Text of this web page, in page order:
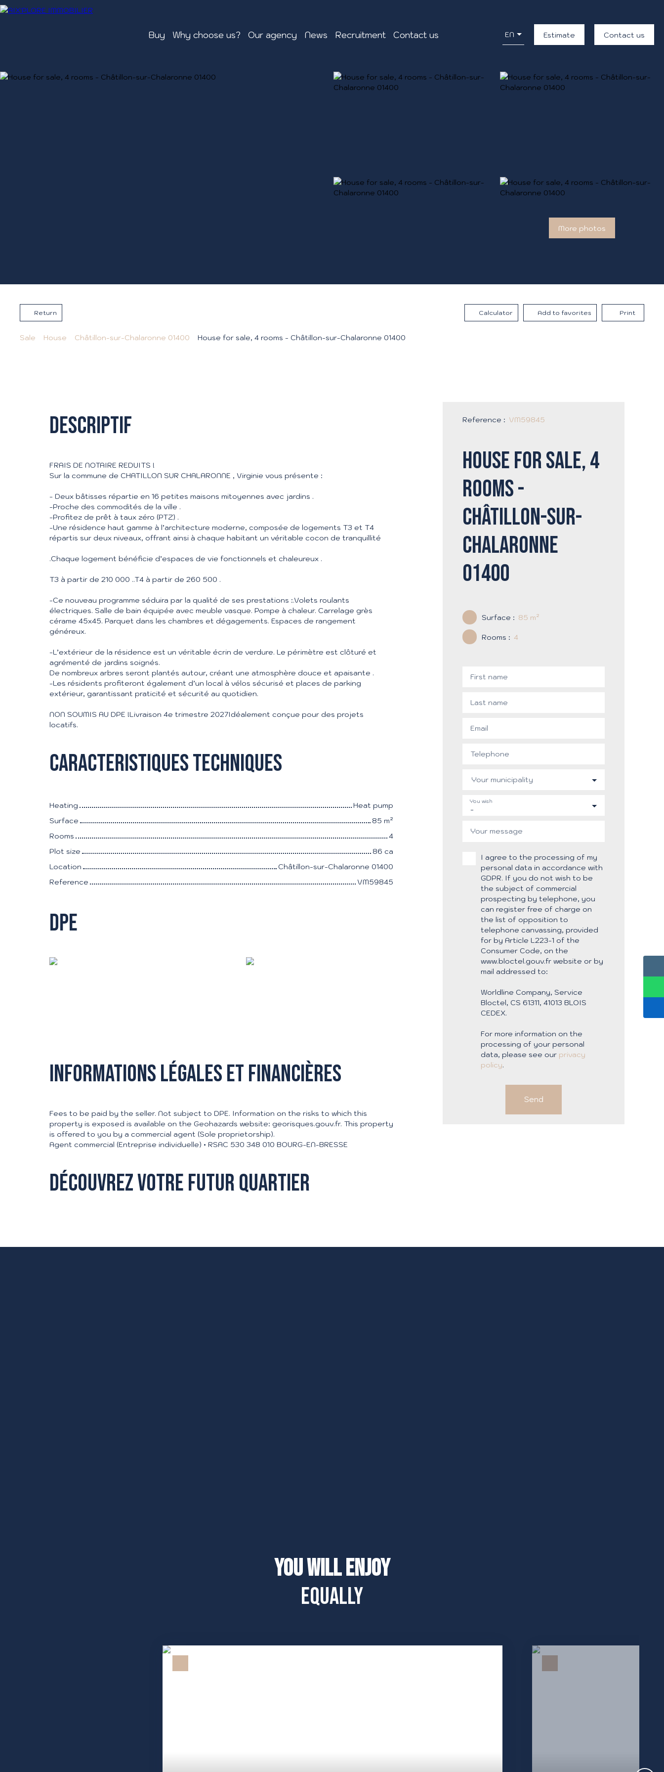
Buy Why choose us? Our agency News Recruitment Contact us EN Estimate Contact us
More photos
Return Calculator Add to favorites Print
Sale House Châtillon-sur-Chalaronne 01400 House for sale, 4 rooms - Châtillon-sur-Chalaronne 01400
Descriptif
FRAIS DE NOTAIRE REDUITS !
Sur la commune de CHATILLON SUR CHALARONNE , Virginie vous présente :
- Deux bâtisses répartie en 16 petites maisons mitoyennes avec jardins .
-Proche des commodités de la ville .
-Profitez de prêt à taux zéro (PTZ) .
-Une résidence haut gamme à l’architecture moderne, composée de logements T3 et T4
répartis sur deux niveaux, offrant ainsi à chaque habitant un véritable cocon de tranquillité
.Chaque logement bénéficie d’espaces de vie fonctionnels et chaleureux .
T3 à partir de 210 000 ..T4 à partir de 260 500 .
-Ce nouveau programme séduira par la qualité de ses prestations :.Volets roulants
électriques. Salle de bain équipée avec meuble vasque. Pompe à chaleur. Carrelage grès
cérame 45x45. Parquet dans les chambres et dégagements. Espaces de rangement
généreux.
-L’extérieur de la résidence est un véritable écrin de verdure. Le périmètre est clôturé et
agrémenté de jardins soignés.
De nombreux arbres seront plantés autour, créant une atmosphère douce et apaisante .
-Les résidents profiteront également d’un local à vélos sécurisé et places de parking
extérieur, garantissant praticité et sécurité au quotidien.
NON SOUMIS AU DPE !Livraison 4e trimestre 2027Idéalement conçue pour des projets
locatifs.
Caracteristiques techniques
Heating
Heat pump
Surface
85 m²
Rooms
4
Plot size
86 ca
Location
Châtillon-sur-Chalaronne 01400
Reference
VM59845
DPE
Informations légales et financières
Fees to be paid by the seller. Not subject to DPE. Information on the risks to which this
property is exposed is available on the Geohazards website: georisques.gouv.fr. This property
is offered to you by a commercial agent (Sole proprietorship).
Agent commercial (Entreprise individuelle) • RSAC 530 348 010 BOURG-EN-BRESSE
Découvrez votre futur quartier
Reference : VM59845
House for sale, 4
rooms -
Châtillon-sur-
Chalaronne
01400
Surface : 85 m²
Rooms : 4
First name
Last name
Email
Telephone
Your municipality
-
You wish
Your message
I agree to the processing of my
personal data in accordance with
GDPR. If you do not wish to be
the subject of commercial
prospecting by telephone, you
can register free of charge on
the list of opposition to
telephone canvassing, provided
for by Article L223-1 of the
Consumer Code, on the
www.bloctel.gouv.fr website or by
mail addressed to:
Worldline Company, Service
Bloctel, CS 61311, 41013 BLOIS
CEDEX.
For more information on the
processing of your personal
data, please see our privacy
policy.
Send
You will enjoy
equally